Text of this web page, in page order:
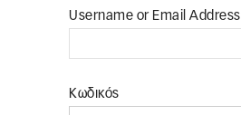
Username or Email Address
Κωδικός